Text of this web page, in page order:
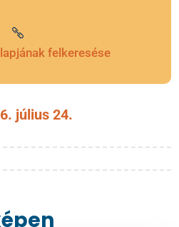
felkeresése
július 24.